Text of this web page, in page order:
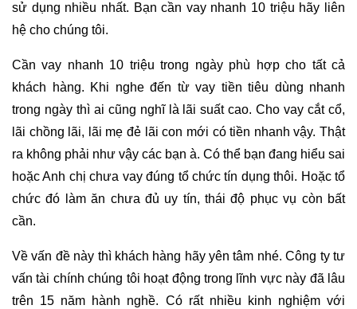
sử dụng nhiều nhất. Bạn cần vay nhanh 10 triệu hãy liên
hệ cho chúng tôi.
Cần vay nhanh 10 triệu trong ngày phù hợp cho tất cả
khách hàng. Khi nghe đến từ vay tiền tiêu dùng nhanh
trong ngày thì ai cũng nghĩ là lãi suất cao. Cho vay cắt cổ,
lãi chồng lãi, lãi mẹ đẻ lãi con mới có tiền nhanh vậy. Thật
ra không phải như vậy các bạn à. Có thể bạn đang hiểu sai
hoặc Anh chị chưa vay đúng tổ chức tín dụng thôi. Hoặc tổ
chức đó làm ăn chưa đủ uy tín, thái độ phục vụ còn bất
cần.
Về vấn đề này thì khách hàng hãy yên tâm nhé. Công ty tư
vấn tài chính chúng tôi hoạt động trong lĩnh vực này đã lâu
trên 15 năm hành nghề. Có rất nhiều kinh nghiệm với